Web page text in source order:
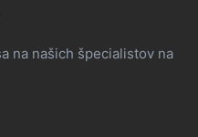
na našich špecialistov na